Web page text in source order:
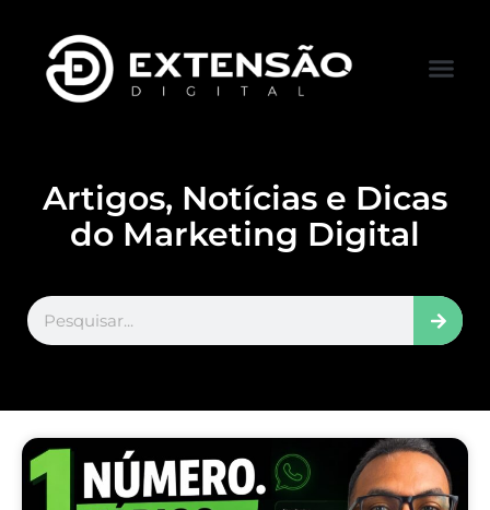
Artigos, Notícias e Dicas
do Marketing Digital